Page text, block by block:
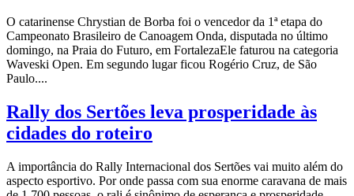
O catarinense Chrystian de Borba foi o vencedor da 1ª etapa do
Campeonato Brasileiro de Canoagem Onda, disputada no último
domingo, na Praia do Futuro, em FortalezaEle faturou na categoria
Waveski Open. Em segundo lugar ficou Rogério Cruz, de São
Paulo....
Rally dos Sertões leva prosperidade às
cidades do roteiro
A importância do Rally Internacional dos Sertões vai muito além do
aspecto esportivo. Por onde passa com sua enorme caravana de mais